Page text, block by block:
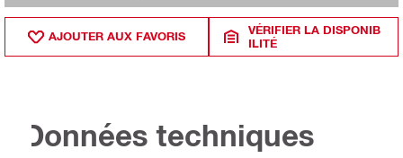
AJOUTER AUX FAVORIS
VÉRIFIER LA DISPONIB
ILITÉ
Données techniques